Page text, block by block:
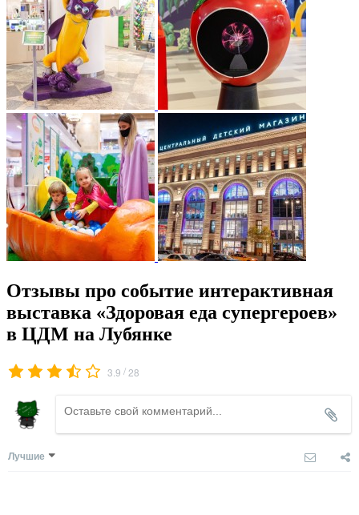
Отзывы про событие интерактивная
выставка «Здоровая еда супергероев»
в ЦДМ на Лубянке
3.9 /28
Лучшие